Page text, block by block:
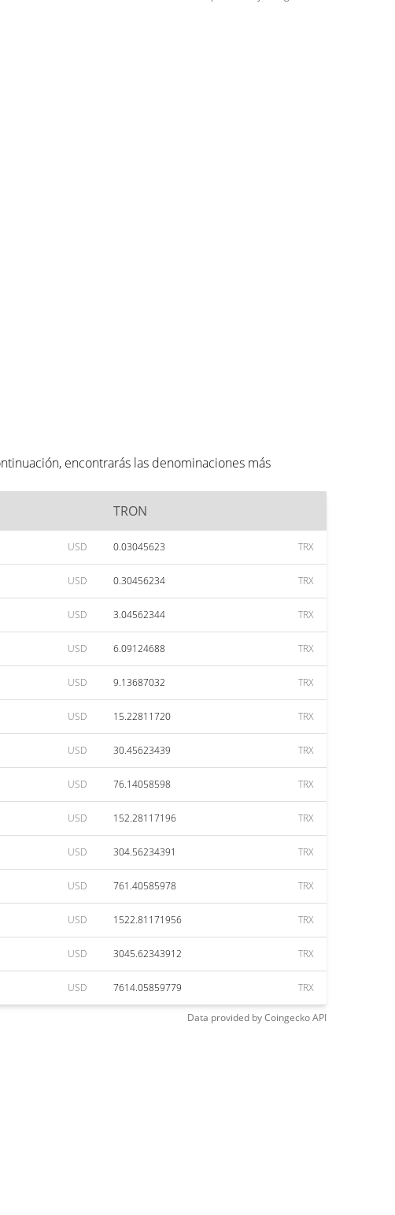
encontrarás las denominaciones más
TRON
USD 0.03045623 TRX
USD 0.30456234 TRX
USD 3.04562344 TRX
USD 6.09124688 TRX
USD 9.13687032 TRX
USD 15.22811720 TRX
USD 30.45623439 TRX
USD 76.14058598 TRX
USD 152.28117196 TRX
USD 304.56234391 TRX
USD 761.40585978 TRX
USD 1522.81171956 TRX
USD 3045.62343912 TRX
USD 7614.05859779 TRX
Data provided byCoingeckoAPI